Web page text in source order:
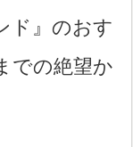
ド』のおす
での絶望か